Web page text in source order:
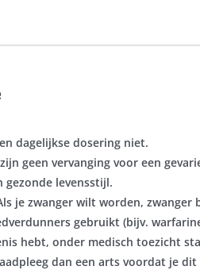
dagelijkse dosering niet.
geen vervanging voor een
gezonde levensstijl.
je zwanger wilt worden, zwanger
gebruikt (bijv.
hebt, onder medisch toezicht
dan een arts voordat je dit